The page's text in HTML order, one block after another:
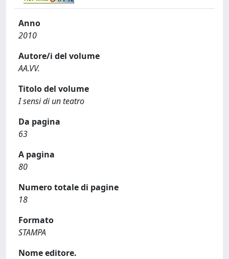
Anno
2010
Autore/i del volume
AA.VV.
Titolo del volume
I sensi di un teatro
Da pagina
63
A pagina
80
Numero totale di pagine
18
Formato
STAMPA
Nome editore.